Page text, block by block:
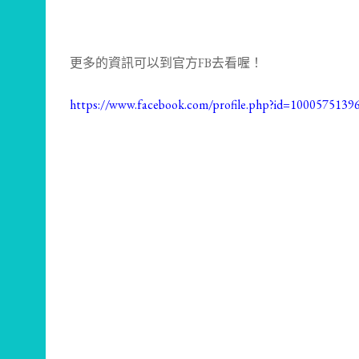
更多的資訊可以到官方FB去看喔！
https://www.facebook.com/